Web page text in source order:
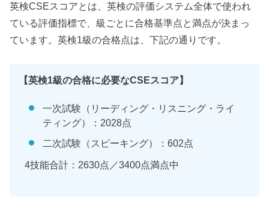
英検CSEスコアとは、英検の評価システム全体で使われ
ている評価指標で、級ごとに合格基準点と満点が決まっ
ています。英検1級の合格点は、下記の通りです。
【英検1級の合格に必要なCSEスコア】
一次試験（リーディング・リスニング・ライ
ティング）：2028点
二次試験（スピーキング）：602点
4技能合計：2630点／3400点満点中